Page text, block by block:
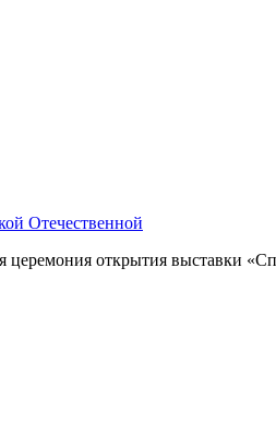
Отечественной
церемония открытия выставки